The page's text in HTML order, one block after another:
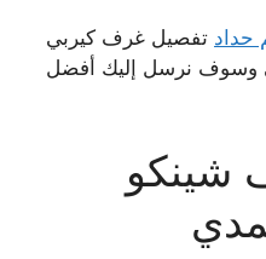
حداد تفصيل غرف كيربي
وسوف نرسل إليك أفضل
شينكو